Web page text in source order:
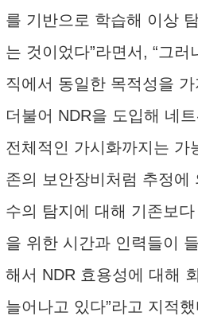
를 기반으로 학습해 이상
는 것이었다”라면서, “그
직에서 동일한 목적성을
더불어 NDR을 도입해 네
전체적인 가시화까지는 가
존의 보안장비처럼 추정에
수의 탐지에 대해 기존보
을 위한 시간과 인력들이
해서 NDR 효용성에 대해
늘어나고 있다”라고 지적